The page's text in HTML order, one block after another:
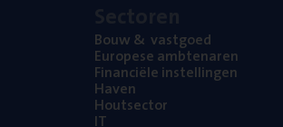
Bouw& vastgoed
Euro­pe­se ambtenaren
Finan­ci­ë­le instellingen
Haven
Hout­sec­tor
IT